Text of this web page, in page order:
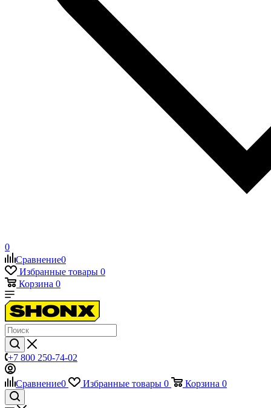
0
Сравнение0
Избранные товары 0
Корзина 0
+7 800 250-74-02
Сравнение0 Избранные товары 0 Корзина 0